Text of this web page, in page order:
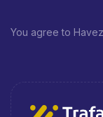
You agree to